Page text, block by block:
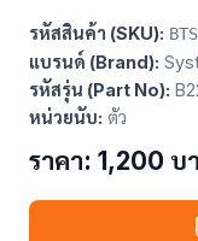
รหัสสินค้า (SKU):
แบรนด์ (Brand):
รหัสรุ่น (Part No):
หน่วยนับ: ตัว
ราคา: 1,200 บ